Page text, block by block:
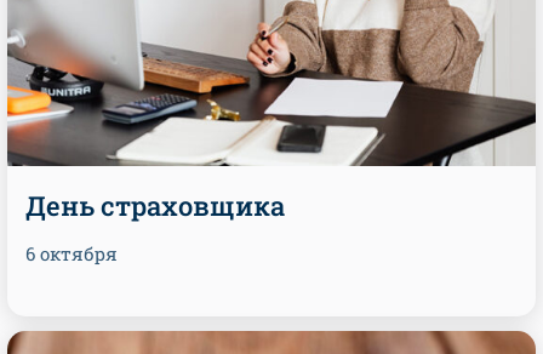
День страховщика
6 октября